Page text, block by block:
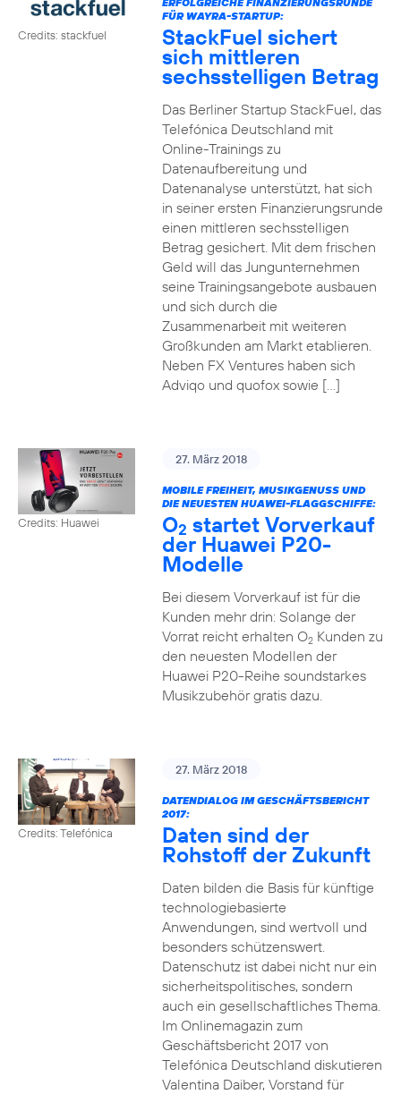
Credits: stackfuel
FÜR WAYRA-STARTUP:
StackFuel sichert
sich mittleren
sechsstelligen Betrag
Das Berliner Startup StackFuel, das
Telefónica Deutschland mit
Online-Trainings zu
Datenaufbereitung und
Datenanalyse unterstützt, hat sich
in seiner ersten Finanzierungsrunde
einen mittleren sechsstelligen
Betrag gesichert. Mit dem frischen
Geld will das Jungunternehmen
seine Trainingsangebote ausbauen
und sich durch die
Zusammenarbeit mit weiteren
Großkunden am Markt etablieren.
Neben FX Ventures haben sich
Adviqo und quofox sowie […]
Credits: Huawei
27. März 2018
MOBILE FREIHEIT, MUSIKGENUSS UND
DIE NEUESTEN HUAWEI-FLAGGSCHIFFE:
O2 startet Vorverkauf
der Huawei P20-
Modelle
Bei diesem Vorverkauf ist für die
Kunden mehr drin: Solange der
Vorrat reicht erhalten O2Kunden zu
den neuesten Modellen der
Huawei P20-Reihe soundstarkes
Musikzubehör gratis dazu.
Credits: Telefónica
27. März 2018
DATENDIALOG IM GESCHÄFTSBERICHT
2017:
Daten sind der
Rohstoff der Zukunft
Daten bilden die Basis für künftige
technologiebasierte
Anwendungen, sind wertvoll und
besonders schützenswert.
Datenschutz ist dabei nicht nur ein
sicherheitspolitisches, sondern
auch ein gesellschaftliches Thema.
Im Onlinemagazin zum
Geschäftsbericht 2017 von
Telefónica Deutschland diskutieren
Valentina Daiber, Vorstand für